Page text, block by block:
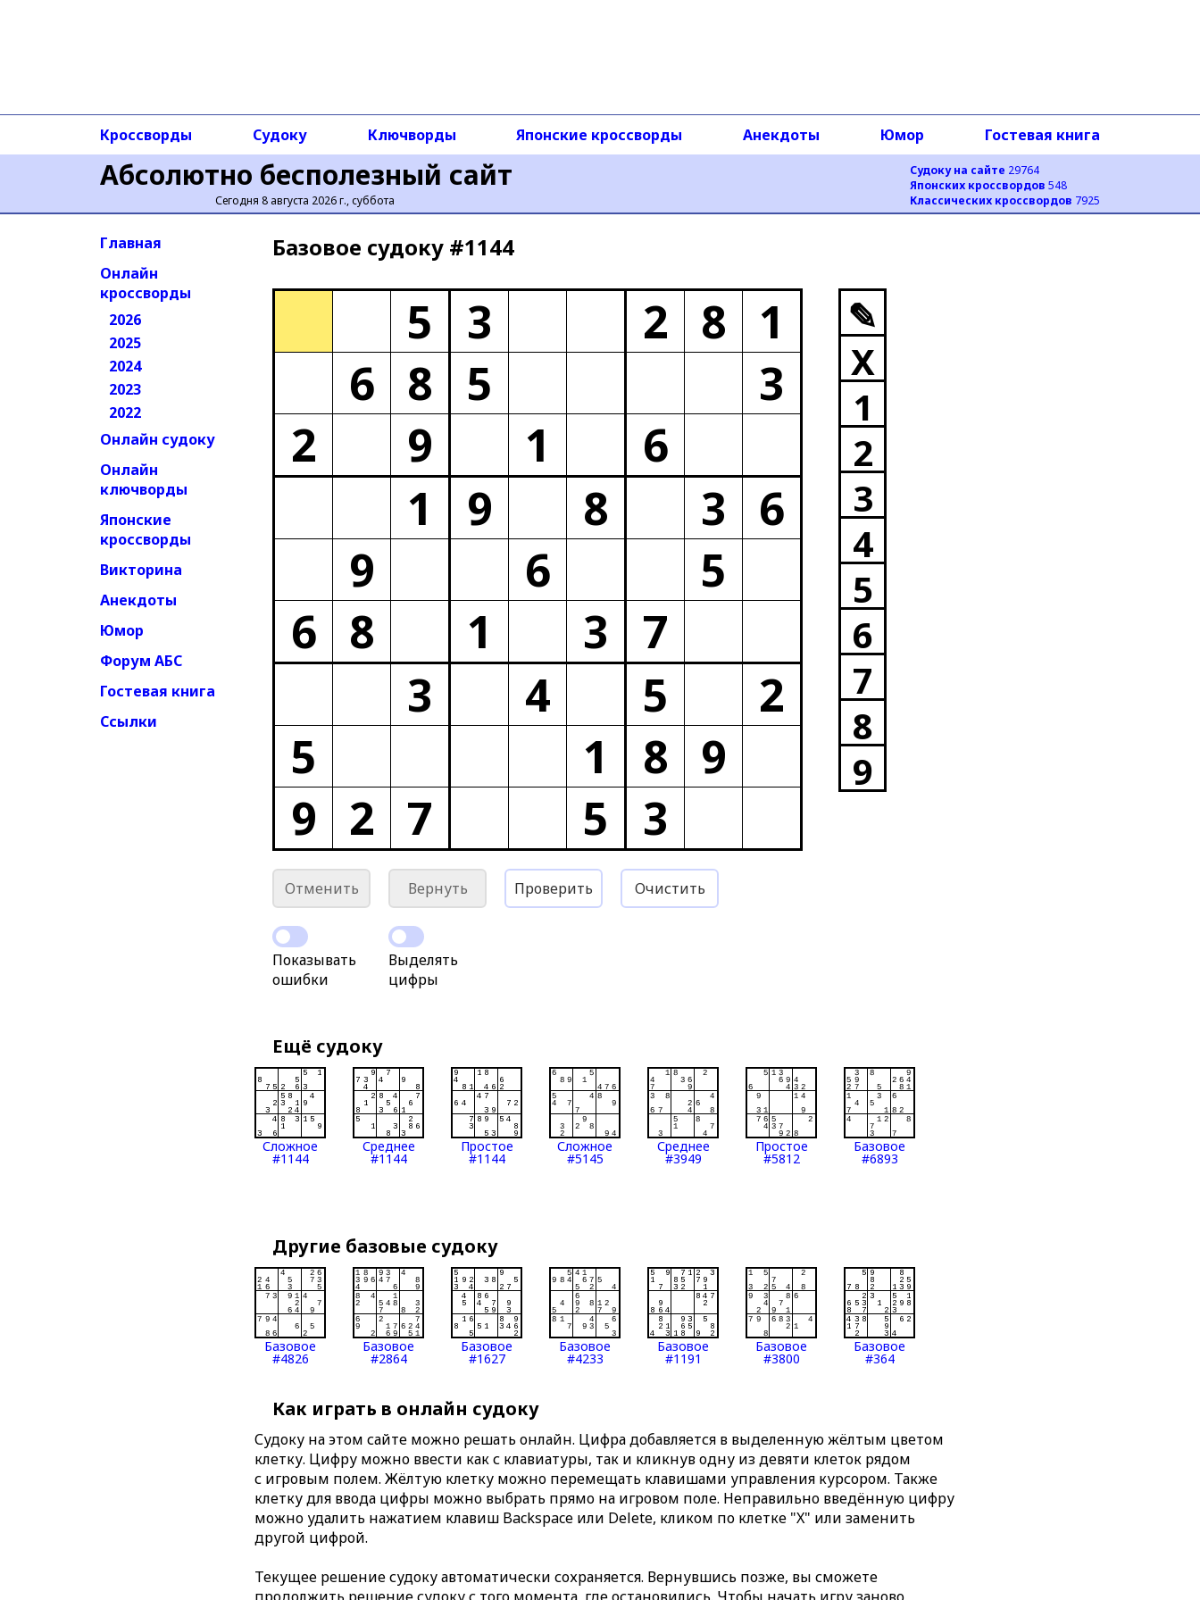
Абсолютно бесполезный сайт
Сегодня 8 августа 2026 г., суббота
Судоку на сайте 29764
Японских кроссвордов 548
Классических кроссвордов 7925
Кроссворды Судоку Ключворды Японские кроссворды Анекдоты Юмор Гостевая книга
Главная
Онлайн
кроссворды
2026
2025
2024
2023
2022
Онлайн судоку
Онлайн
ключворды
Японские
кроссворды
Викторина
Анекдоты
Юмор
Форум АБС
Гостевая книга
Ссылки
Базовое cудоку #1144
5 3 2 8
1
6 8 5
3
2
9 1
6
1
9 8 3
6
9
6
5
6 8 1 3
7
3
4 5
2
5
1 8 9
9 2 7 5 3
✎
X
1
2
3
4
5
6
7
8
9
Отменить Вернуть Проверить Очистить
Показывать
ошибки
Выделять
цифры
Ещё судоку
Сложное
#1144
Среднее
#1144
Простое
#1144
Сложное
#5145
Среднее
#3949
Простое
#5812
Базовое
#6893
Другие базовые судоку
Базовое
#4826
Базовое
#2864
Базовое
#1627
Базовое
#4233
Базовое
#1191
Базовое
#3800
Базовое
#364
Как играть в онлайн судоку
Судоку на этом сайте можно решать онлайн. Цифра добавляется в выделенную жёлтым цветом
клетку. Цифру можно ввести как с клавиатуры, так и кликнув одну из девяти клеток рядом
с игровым полем. Жёлтую клетку можно перемещать клавишами управления курсором. Также
клетку для ввода цифры можно выбрать прямо на игровом поле. Неправильно введённую цифру
можно удалить нажатием клавиш Backspace или Delete, кликом по клетке "X" или заменить
другой цифрой.
Текущее решение судоку автоматически сохраняется. Вернувшись позже, вы сможете